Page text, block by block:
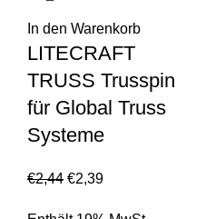
In den Warenkorb
LITECRAFT
TRUSS Trusspin
für Global Truss
Systeme
€2,44 €2,39